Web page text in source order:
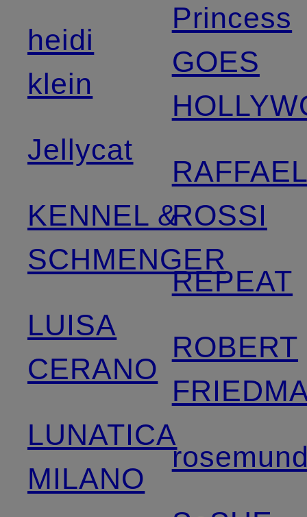
heidi
klein
Jellycat
KENNEL &
SCHMENGER
LUISA
CERANO
LUNATICA
MILANO
Princess
GOES
ROSSI
REPEAT
ROBERT